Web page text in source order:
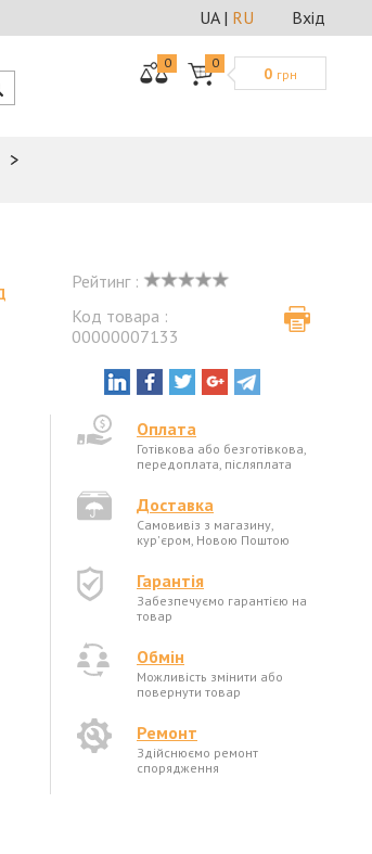
Вхід
UA| RU
0 0
0 грн
Рейтинг :
Код товара :
00000007133
Оплата
Готівкова або безготівкова,
передоплата, післяплата
Доставка
Самовивіз з магазину,
кур'єром, Новою Поштою
Гарантія
Забезпечуємо гарантією на
товар
Обмін
Можливість змінити або
повернути товар
Ремонт
Здійснюємо ремонт
спорядження